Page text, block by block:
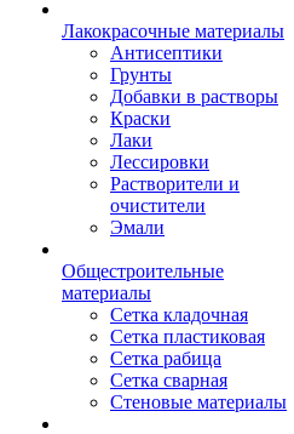
Лакокрасочные материалы
Антисептики
Грунты
Добавки в растворы
Краски
Лаки
Лессировки
Растворители и
очистители
Эмали
Общестроительные
материалы
Сетка кладочная
Сетка пластиковая
Сетка рабица
Сетка сварная
Стеновые материалы